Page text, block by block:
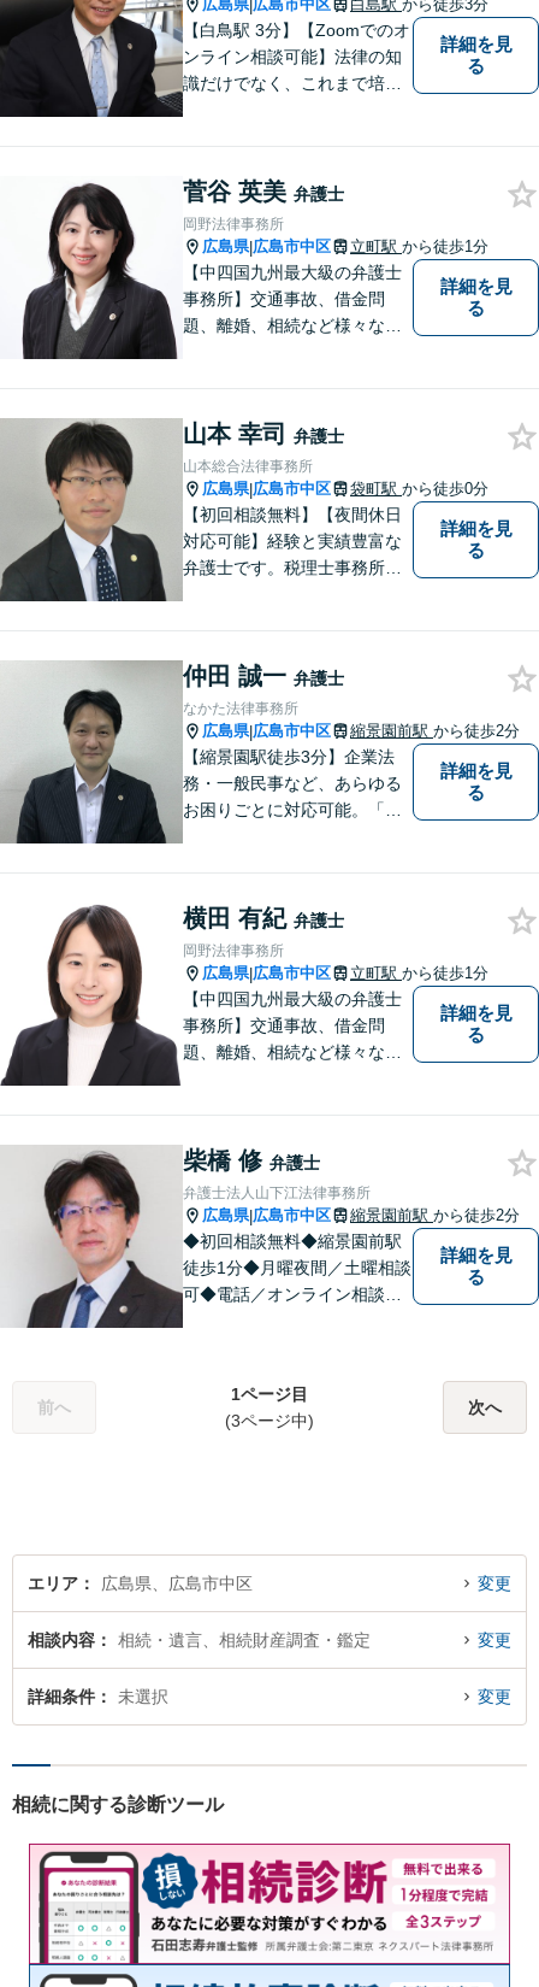
広島県| 広島市中区 白島駅 から徒歩3分
【白鳥駅 3分】【Zoomでのオ
ンライン相談可能】法律の知
識だけでなく、これまで培っ
ってまいります。 ぜひご相談
ください。
詳細を見
る
菅谷 英美 弁護士
岡野法律事務所
広島県|広島市中区 立町駅 から徒歩1分
【中四国九州最大級の弁護士
事務所】交通事故、借金問
題、離婚、相続など様々な問
い！
詳細を見
る
山本 幸司 弁護士
山本総合法律事務所
広島県|広島市中区 袋町駅 から徒歩0分
【初回相談無料】【夜間休日
対応可能】経験と実績豊富な
弁護士です。税理士事務所と
ての一番の喜びです。依頼者
の方の気持ちに寄り添い誠実
に対応することを心がけてい
ます。
詳細を見
る
仲田 誠一 弁護士
なかた法律事務所
広島県|広島市中区 縮景園前駅 から徒歩2分
【縮景園駅徒歩3分】企業法
務・一般民事など、あらゆる
お困りごとに対応可能。「実
対応可】
詳細を見
る
横田 有紀 弁護士
岡野法律事務所
広島県|広島市中区 立町駅 から徒歩1分
【中四国九州最大級の弁護士
事務所】交通事故、借金問
題、離婚、相続など様々な問
い！
詳細を見
る
柴橋 修 弁護士
弁護士法人山下江法律事務所
広島県|広島市中区 縮景園前駅 から徒歩2分
◆初回相談無料◆縮景園前駅
徒歩1分◆月曜夜間／土曜相談
可◆電話／オンライン相談可
ルなど民事・家事事件全般、
刑事弁護など
詳細を見
る
前へ
1ページ目
(3ページ中)
次へ
エリア 広島県、広島市中区 変更
相談内容 相続・遺言、相続財産調査・鑑定 変更
詳細条件 未選択 変更
相続に関する診断ツール